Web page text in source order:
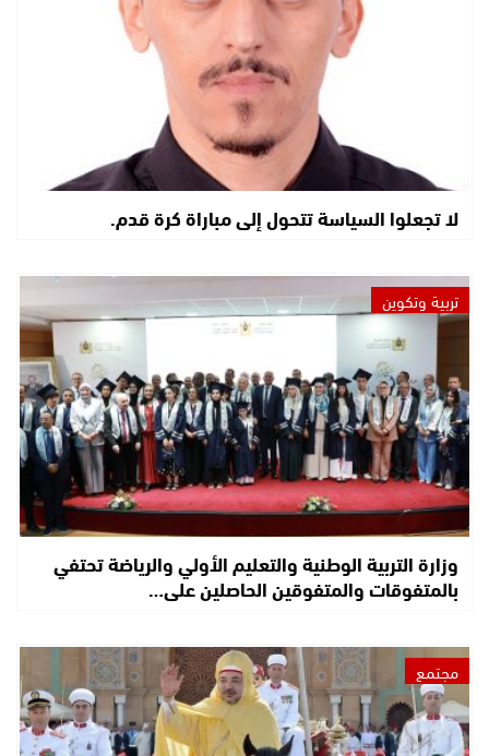
لا تجعلوا السياسة تتحول إلى مباراة كرة قدم.
تربية وتكوين
وزارة التربية الوطنية والتعليم الأولي والرياضة تحتفي
بالمتفوقات والمتفوقين الحاصلين على…
مجتمع